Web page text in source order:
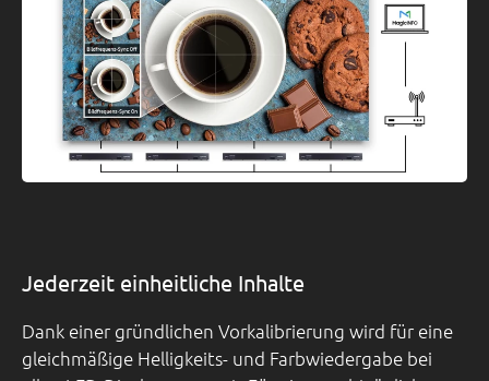
Jederzeit einheitliche Inhalte
Dank einer gründlichen Vorkalibrierung wird für eine
gleichmäßige Helligkeits- und Farbwiedergabe bei